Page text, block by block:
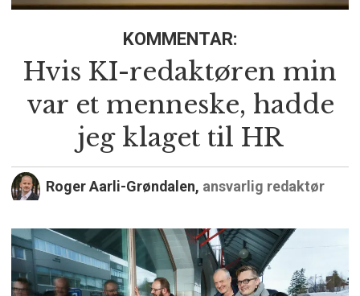
KOMMENTAR:
Hvis KI-redaktøren min
var et menneske, hadde
jeg klaget til HR
Roger Aarli-Grøndalen, ansvarlig redaktør